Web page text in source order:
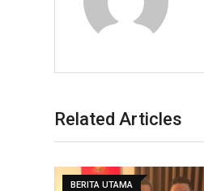
Related Articles
BERITA UTAMA